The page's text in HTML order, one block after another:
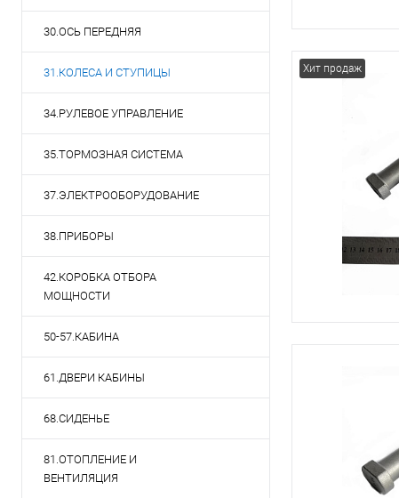
30.ОСЬ ПЕРЕДНЯЯ
31.КОЛЕСА И СТУПИЦЫ
34.РУЛЕВОЕ УПРАВЛЕНИЕ
35.ТОРМОЗНАЯ СИСТЕМА
37.ЭЛЕКТРООБОРУДОВАНИЕ
38.ПРИБОРЫ
42.КОРОБКА ОТБОРА
МОЩНОСТИ
50-57.КАБИНА
61.ДВЕРИ КАБИНЫ
68.СИДЕНЬЕ
81.ОТОПЛЕНИЕ И
ВЕНТИЛЯЦИЯ
Хит продаж